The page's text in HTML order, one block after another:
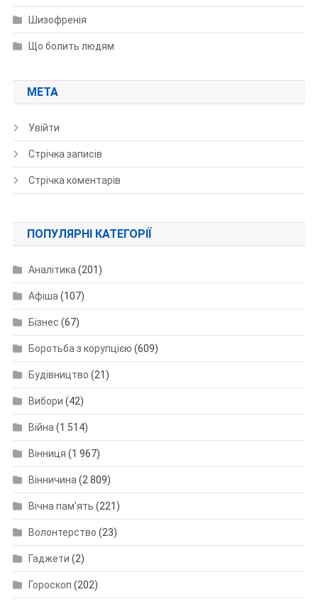
Шизофренія
Що болить людям
МЕТА
Увійти
Стрічка записів
Стрічка коментарів
ПОПУЛЯРНІ КАТЕГОРІЇ
Аналітика (201)
Афіша (107)
Бізнес (67)
Боротьба з корупцією (609)
Будівництво (21)
Вибори (42)
Війна (1 514)
Вінниця (1 967)
Вінничина (2 809)
Вічна пам'ять (221)
Волонтерство (23)
Гаджети (2)
Гороскоп (202)